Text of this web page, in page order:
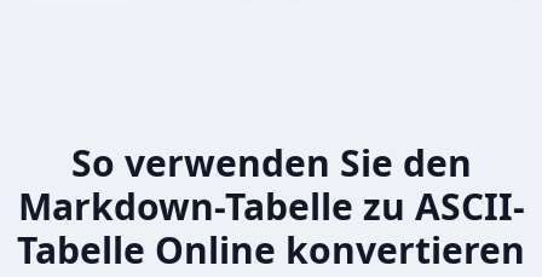
So verwenden Sie den
Markdown-Tabelle zu ASCII-
Tabelle Online konvertieren